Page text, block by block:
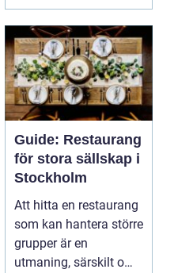
Guide: Restaurang
för stora sällskap i
Stockholm
Att hitta en restaurang
som kan hantera större
grupper är en
utmaning, särskilt om